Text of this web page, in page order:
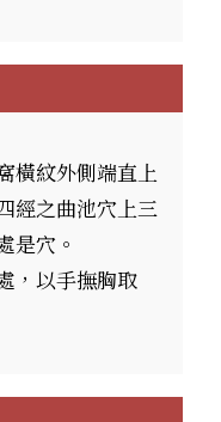
橫紋外側端直上
經之曲池穴上三
是穴。
，以手撫胸取